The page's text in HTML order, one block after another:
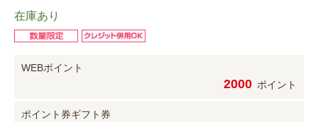
在庫あり
WEBポイント
2000 ポイント
ポイント券ギフト券